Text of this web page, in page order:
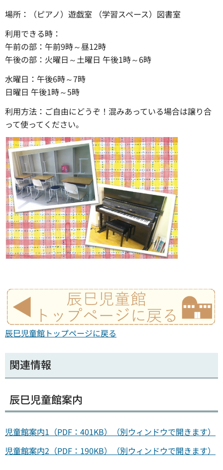
場所：（ピアノ）遊戯室 （学習スペース）図書室
利用できる時：
午前の部：午前9時～昼12時
午後の部：火曜日～土曜日 午後1時～6時
水曜日：午後6時～7時
日曜日 午後1時～5時
利用方法：ご自由にどうぞ！混みあっている場合は譲り合
って使ってください。
辰巳児童館トップページに戻る
関連情報
辰巳児童館案内
児童館案内1（PDF：401KB）（別ウィンドウで開きます）
児童館案内2（PDF：190KB）（別ウィンドウで開きます）